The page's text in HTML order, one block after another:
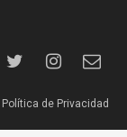
Política de Privacidad